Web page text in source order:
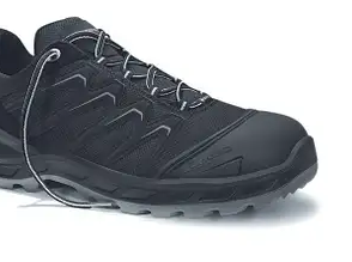
productpagina